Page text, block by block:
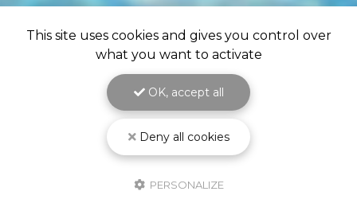
This site uses cookies and gives you control over
what you want to activate
OK, accept all
Deny all cookies
PERSONALIZE